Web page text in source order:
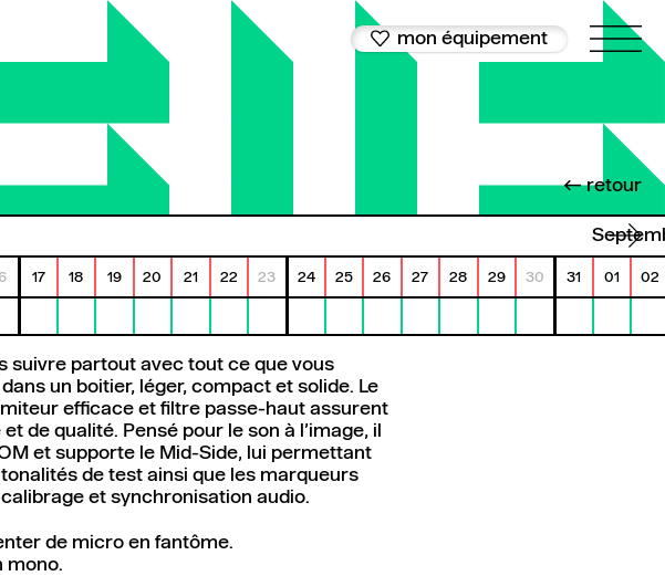
mon équipement
← retour
17 18 19 20 21 22 23 24 25 26 27 28 29 30 31 01 02
suivre partout avec tout ce que vous
un boitier, léger, compact et solide. Le
efficace et filtre passe-haut assurent
de qualité. Pensé pour le son à l’image, il
et supporte le Mid-Side, lui permettant
de test ainsi que les marqueurs
et synchronisation audio.
de micro en fantôme.
mono.